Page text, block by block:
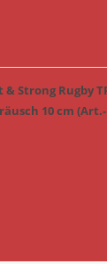
Strong Rugby
10 cm (Art.-